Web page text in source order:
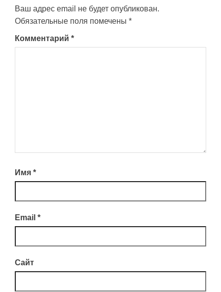
Ваш адрес email не будет опубликован.
Обязательные поля помечены *
Комментарий *
Имя *
Email *
Сайт